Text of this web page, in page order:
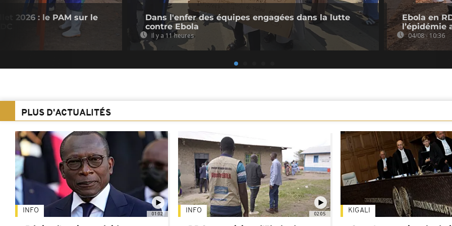
2026 : le PAM sur le
Dans l'enfer des équipes engagées dans la lutte
contre Ebola
Il y a 11 heures
Ebola en
l’épidémie
04/08 - 10:36
PLUS D'ACTUALITÉS
01:02
INFO 02:05
INFO KIGALI